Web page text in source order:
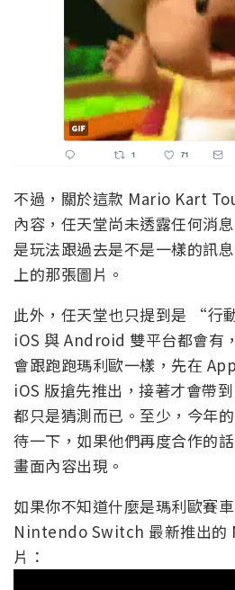
不過，關於這款 Mario Kart
內容，任天堂尚未透露任何消
是玩法跟過去是不是一樣的訊
上的那張圖片。
此外，任天堂也只提到是 “行
iOS 與 Android 雙平台都會有
會跟跑跑瑪利歐一樣，先在
iOS 版搶先推出，接著才會帶
都只是猜測而已。至少，今年
待一下，如果他們再度合作的
畫面內容出現。
如果你不知道什麼是瑪利歐賽
Nintendo Switch 最新推出的
片：